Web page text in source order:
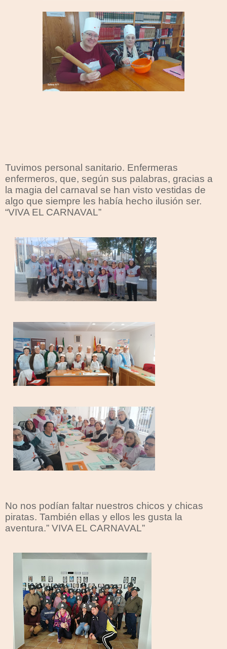
Tuvimos personal sanitario. Enfermeras
enfermeros, que, según sus palabras, gracias a
la magia del carnaval se han visto vestidas de
algo que siempre les había hecho ilusión ser.
“VIVA EL CARNAVAL”
No nos podían faltar nuestros chicos y chicas
piratas. También ellas y ellos les gusta la
aventura.” VIVA EL CARNAVAL”